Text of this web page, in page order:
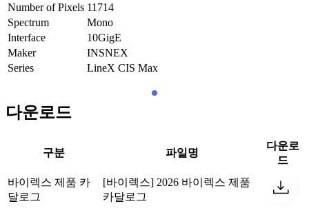
Number of Pixels 11714
Spectrum
Mono
Interface
10GigE
Maker
INSNEX
Series
LineX CIS Max
다운로드
구분 파일명
다운로
드
바이렉스 제품 카
달로그
[바이렉스] 2026 바이렉스 제품
카달로그